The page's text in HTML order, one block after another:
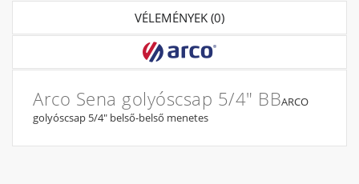
VÉLEMÉNYEK (0)
Arco Sena golyóscsap 5/4" BBARCO
golyóscsap 5/4" belső-belső menetes